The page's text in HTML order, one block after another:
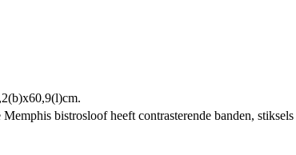
bistrosloof heeft contrasterende banden,